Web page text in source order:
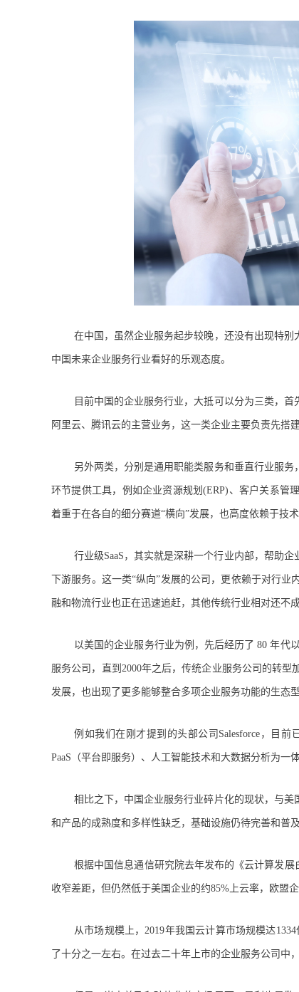
在中国，虽然企业服务起步较晚，还没有出现特
中国未来企业服务行业看好的乐观态度。
目前中国的企业服务行业，大抵可以分为三类，
阿里云、腾讯云的主营业务，这一类企业主要负责先搭
另外两类，分别是通用职能类服务和垂直行业服务
环节提供工具，例如企业资源规划(ERP)、客户关系管
着重于在各自的细分赛道“横向”发展，也高度依赖于技术
行业级SaaS，其实就是深耕一个行业内部，帮助
下游服务。这一类“纵向”发展的公司，更依赖于对行
融和物流行业也正在迅速追赶，其他传统行业相对还不
以美国的企业服务行业为例，先后经历了 80 年代
服务公司，直到2000年之后，传统企业服务公司的转
发展，也出现了更多能够整合多项企业服务功能的生态型
例如我们在刚才提到的头部公司Salesforce，目
PaaS（平台即服务）、人工智能技术和大数据分析为一
相比之下，中国企业服务行业碎片化的现状，与
和产品的成熟度和多样性缺乏，基础设施仍待完善和普
根据中国信息通信研究院去年发布的《云计算发
收窄差距，但仍然低于美国企业的约85%上云率，欧盟
从市场规模上，2019年我国云计算市场规模达
了十分之一左右。在过去二十年上市的企业服务公司中